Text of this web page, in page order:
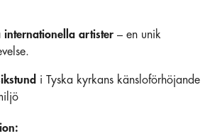
internationella artister – en unik
i Tyska kyrkans känsloförhöjande